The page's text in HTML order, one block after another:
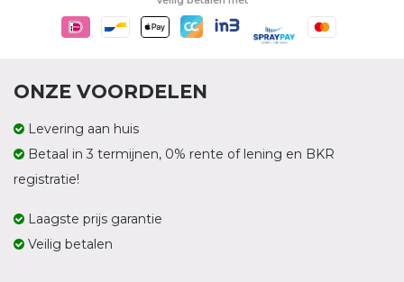
ONZE VOORDELEN
Levering aan huis
Betaal in 3 termijnen, 0% rente of lening en BKR
registratie!
Laagste prijs garantie
Veilig betalen